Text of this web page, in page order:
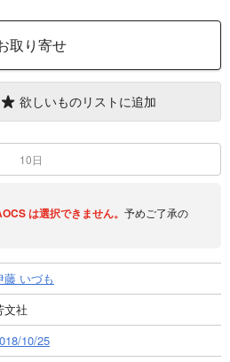
取り寄せ
欲しいものリストに追加
10日
は選択できません。 予めご了承の
藤 いづも
文社
10/25